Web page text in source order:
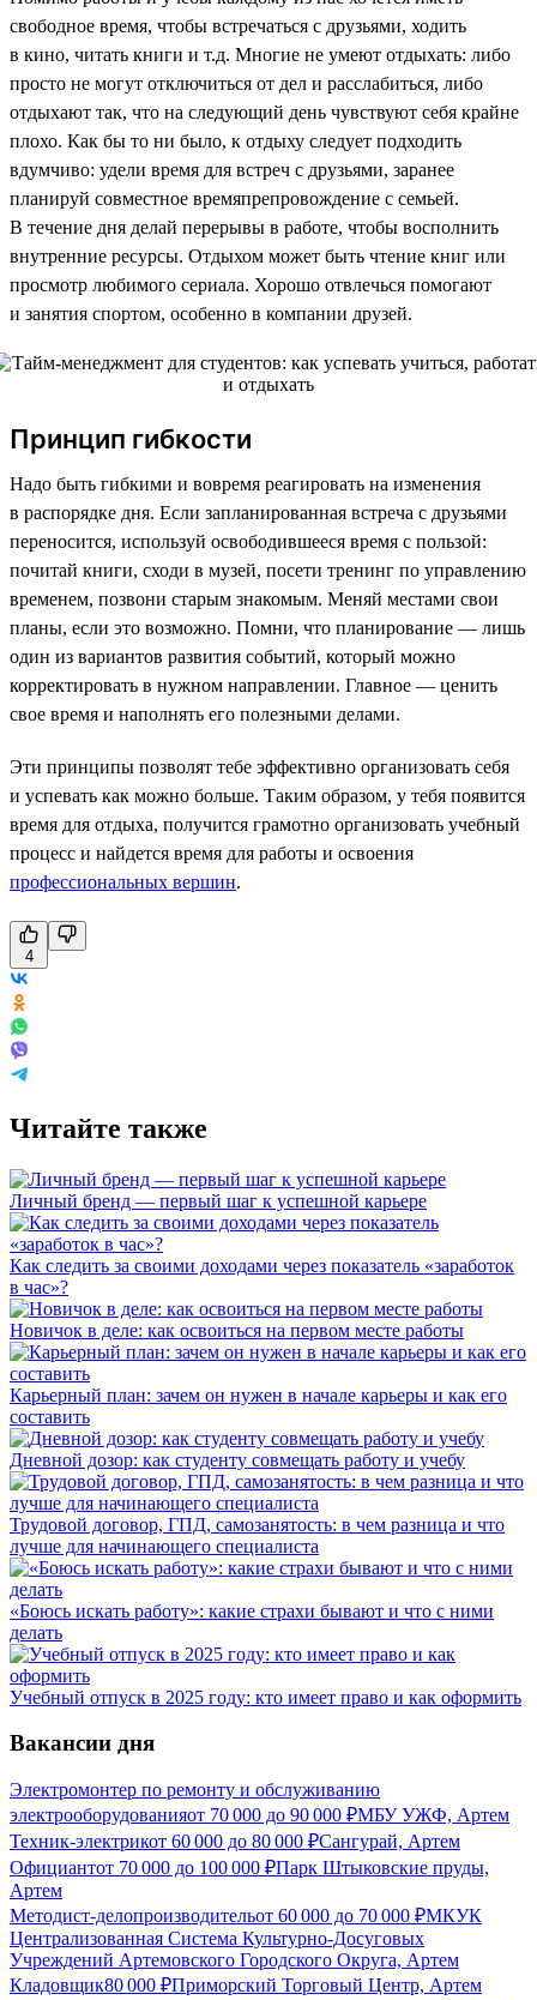
свободное время, чтобы встречаться с друзьями, ходить
в кино, читать книги и т.д. Многие не умеют отдыхать: либо
просто не могут отключиться от дел и расслабиться, либо
отдыхают так, что на следующий день чувствуют себя крайне
плохо. Как бы то ни было, к отдыху следует подходить
вдумчиво: удели время для встреч с друзьями, заранее
планируй совместное времяпрепровождение с семьей.
В течение дня делай перерывы в работе, чтобы восполнить
внутренние ресурсы. Отдыхом может быть чтение книг или
просмотр любимого сериала. Хорошо отвлечься помогают
и занятия спортом, особенно в компании друзей.
Принцип гибкости
Надо быть гибкими и вовремя реагировать на изменения
в распорядке дня. Если запланированная встреча с друзьями
переносится, используй освободившееся время с пользой:
почитай книги, сходи в музей, посети тренинг по управлению
временем, позвони старым знакомым. Меняй местами свои
планы, если это возможно. Помни, что планирование — лишь
один из вариантов развития событий, который можно
корректировать в нужном направлении. Главное — ценить
свое время и наполнять его полезными делами.
Эти принципы позволят тебе эффективно организовать себя
и успевать как можно больше. Таким образом, у тебя появится
время для отдыха, получится грамотно организовать учебный
процесс и найдется время для работы и освоения
профессиональных вершин.
4
Читайте также
Личный бренд — первый шаг к успешной карьере
Как следить за своими доходами через показатель «заработок
в час»?
Новичок в деле: как освоиться на первом месте работы
Карьерный план: зачем он нужен в начале карьеры и как его
составить
Дневной дозор: как студенту совмещать работу и учебу
Трудовой договор, ГПД, самозанятость: в чем разница и что
лучше для начинающего специалиста
«Боюсь искать работу»: какие страхи бывают и что с ними
делать
Учебный отпуск в 2025 году: кто имеет право и как оформить
Вакансии дня
Электромонтер по ремонту и обслуживанию
электрооборудованияот 70 000 до 90 000 ₽МБУ УЖФ, Артем
Техник-электрикот 60 000 до 80 000 ₽Сангурай, Артем
Официантот 70 000 до 100 000 ₽Парк Штыковские пруды,
Артем
Методист-делопроизводительот 60 000 до 70 000 ₽МКУК
Централизованная Система Культурно-Досуговых
Учреждений Артемовского Городского Округа, Артем
Кладовщик80 000 ₽Приморский Торговый Центр, Артем